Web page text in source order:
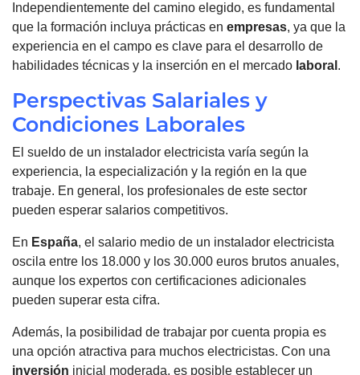
Independientemente del camino elegido, es fundamental
que la formación incluya prácticas en empresas, ya que la
experiencia en el campo es clave para el desarrollo de
habilidades técnicas y la inserción en el mercado laboral .
Perspectivas Salariales y
Condiciones Laborales
El sueldo de un instalador electricista varía según la
experiencia, la especialización y la región en la que
trabaje. En general, los profesionales de este sector
pueden esperar salarios competitivos.
En España, el salario medio de un instalador electricista
oscila entre los 18.000 y los 30.000 euros brutos anuales,
aunque los expertos con certificaciones adicionales
pueden superar esta cifra.
Además, la posibilidad de trabajar por cuenta propia es
una opción atractiva para muchos electricistas. Con una
inversión inicial moderada, es posible establecer un